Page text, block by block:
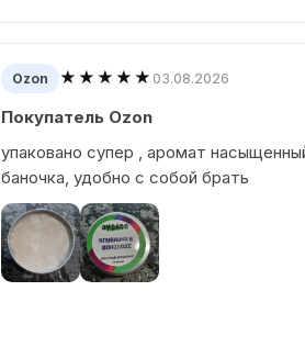
Ozon ★★★★★ 03.08.2026
Покупатель Ozon
упаковано супер , аромат
баночка, удобно с собой брать